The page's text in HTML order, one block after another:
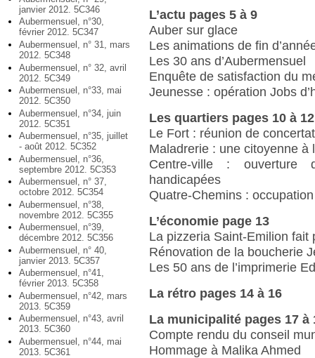
janvier 2012. 5C346
Aubermensuel, n°30,
février 2012. 5C347
Aubermensuel, n° 31, mars
2012. 5C348
Aubermensuel, n° 32, avril
2012. 5C349
Aubermensuel, n°33, mai
2012. 5C350
Aubermensuel, n°34, juin
2012. 5C351
Aubermensuel, n°35, juillet
- août 2012. 5C352
Aubermensuel, n°36,
septembre 2012. 5C353
Aubermensuel, n° 37,
octobre 2012. 5C354
Aubermensuel, n°38,
novembre 2012. 5C355
Aubermensuel, n°39,
décembre 2012. 5C356
Aubermensuel, n° 40,
janvier 2013. 5C357
Aubermensuel, n°41,
février 2013. 5C358
Aubermensuel, n°42, mars
2013. 5C359
Aubermensuel, n°43, avril
2013. 5C360
Aubermensuel, n°44, mai
2013. 5C361
L’actu pages 5 à 9
Auber sur glace
Les animations de fin
Les 30 ans d’Aubermensuel
Enquête de satisfaction du
Jeunesse : opération Jobs
Les quartiers pages 10 à 12
Le Fort : réunion de
Maladrerie : une citoyenne à
Centre-ville : ouverture
handicapées
Quatre-Chemins :
L’économie page 13
La pizzeria Saint-Emilion fait
Rénovation de la boucherie
Les 50 ans de l’imprimerie
La rétro pages 14 à 16
La municipalité pages 17 à
Compte rendu du conseil
Hommage à Malika Ahmed